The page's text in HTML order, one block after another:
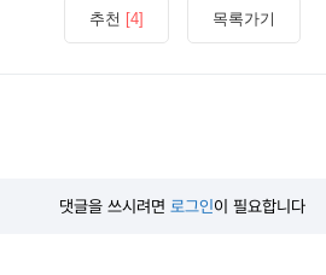
추천 [4] 목록가기
댓글을 쓰시려면 로그인이 필요합니다